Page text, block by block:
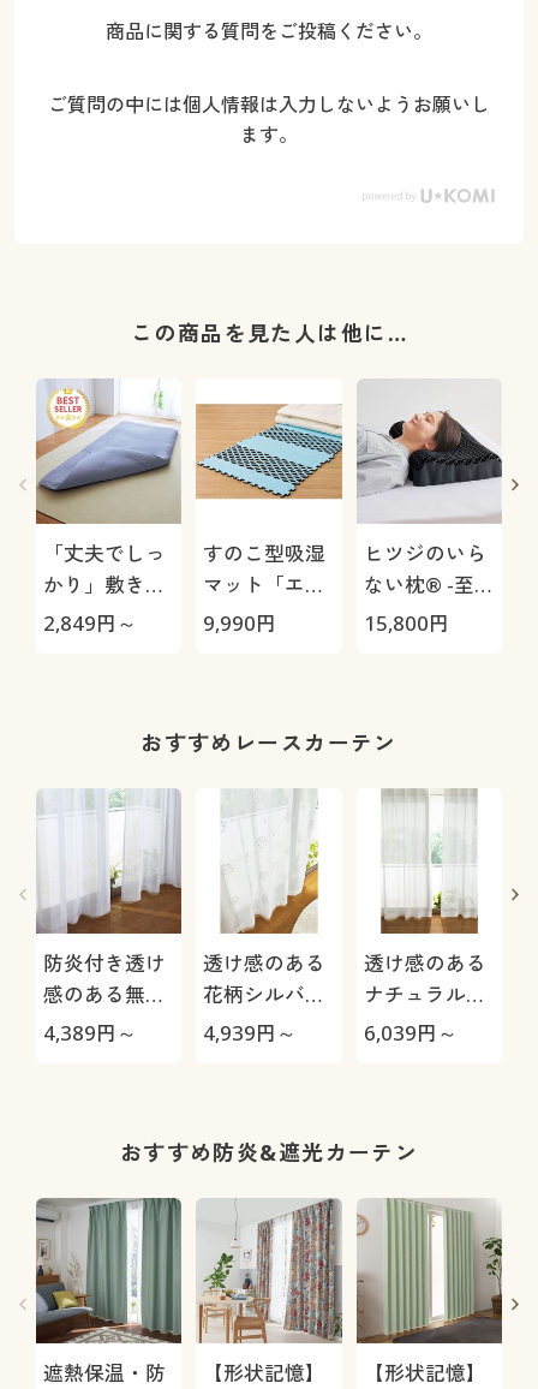
商品に関する質問をご投稿ください。
ご質問の中には個人情報は入力しないようお願いし
ます。
この商品を見た人は他に…
「丈夫でしっ
かり」敷き布
団カバー(綿
2,849円～
すのこ型吸湿
マット「エア
ージョブ®」
9,990円
ヒツジのいら
ない枕® -至
極-
15,800円
おすすめレースカーテン
防炎付き透け
感のある無地
ボイルカーテ
4,389円～
透け感のある
花柄シルバー
刺繍ボイルカ
4,939円～
透け感のある
ナチュラル無
地ボイルカー
6,039円～
おすすめ防炎&遮光カーテン
遮熱保温・防
【形状記憶】
【形状記憶】